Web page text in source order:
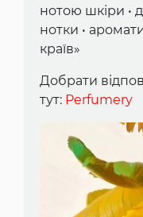
нотою шкіри •
нотки •
країв»
Добрати
тут: Perfumery